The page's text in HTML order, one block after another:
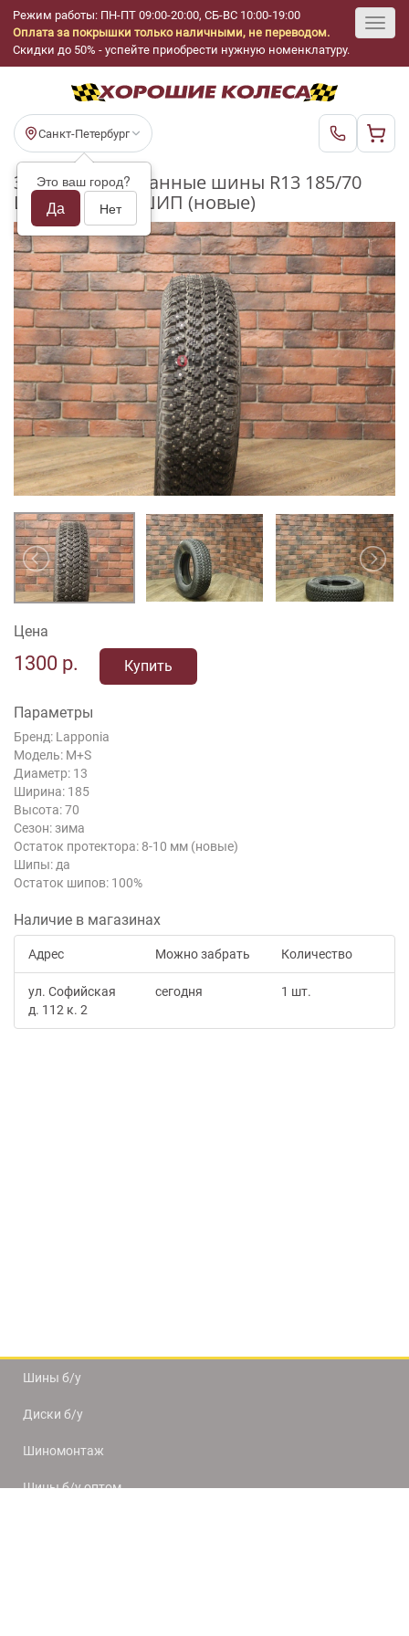
Режим работы: ПН-ПТ 09:00-20:00, СБ-ВС 10:00-19:00
Оплата за покрышки только наличными, не переводом.
Скидки до 50% - успейте приобрести нужную номенклатуру.
Санкт-Петербург
Это ваш город?
Да Нет
Зимние шипованные шины R13 185/70
Lapponia M+S ШИП (новые)
Цена
1300 р. Купить
Параметры
Бренд: Lapponia
Модель: M+S
Диаметр: 13
Ширина: 185
Высота: 70
Сезон: зима
Остаток протектора: 8-10 мм (новые)
Шипы: да
Остаток шипов: 100%
Наличие в магазинах
Адрес Можно забрать Количество
ул. Софийская
д. 112 к. 2
сегодня 1 шт.
Шины б/у
Диски б/у
Шиномонтаж
Шины б/у оптом